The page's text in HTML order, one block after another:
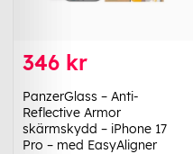
346 kr
PanzerGlass – Anti-
Reflective Armor
skärmskydd – iPhone 17
Pro – med EasyAligner